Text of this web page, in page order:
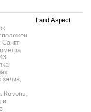
Санкт-
залив,
Комонь,
и
Land Aspect